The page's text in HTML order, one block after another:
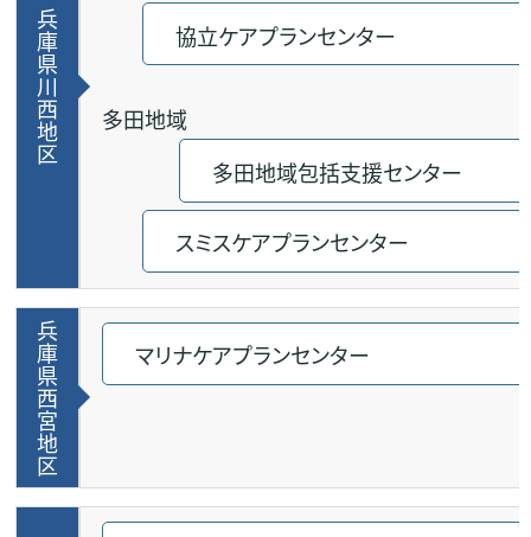
兵
庫
県
川
西
地
区
協立ケアプランセンター
多田地域
多田地域包括支援センター
スミスケアプランセンター
兵
庫
県
西
宮
地
区
マリナケアプランセンター